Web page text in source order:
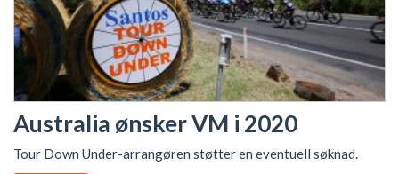
Australia ønsker VM i 2020
Tour Down Under-arrangøren støtter en eventuell søknad.